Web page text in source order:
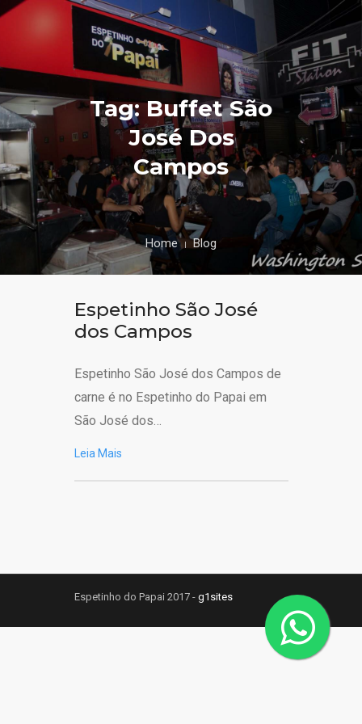
Tag: Buffet São
José Dos
Campos
Home Blog
Espetinho São José
dos Campos
Espetinho São José dos Campos de
carne é no Espetinho do Papai em
São José dos…
Leia Mais
Espetinho do Papai 2017 - g1sites